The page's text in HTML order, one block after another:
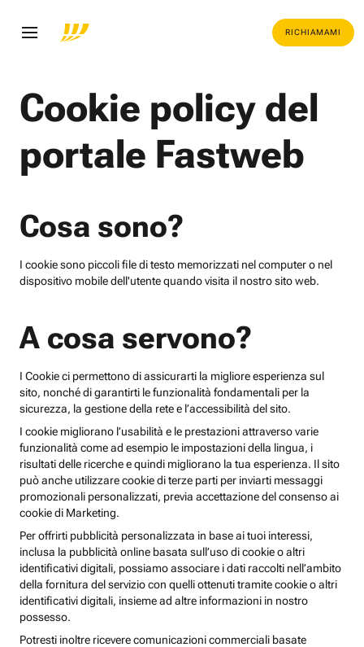
RICHIAMAMI
Cookie policy del
portale Fastweb
Cosa sono?
I cookie sono piccoli file di testo memorizzati nel computer o nel
dispositivo mobile dell'utente quando visita il nostro sito web.
A cosa servono?
I Cookie ci permettono di assicurarti la migliore esperienza sul
sito, nonché di garantirti le funzionalità fondamentali per la
sicurezza, la gestione della rete e l’accessibilità del sito.
I cookie migliorano l’usabilità e le prestazioni attraverso varie
funzionalità come ad esempio le impostazioni della lingua, i
risultati delle ricerche e quindi migliorano la tua esperienza. Il sito
può anche utilizzare cookie di terze parti per inviarti messaggi
promozionali personalizzati, previa accettazione del consenso ai
cookie di Marketing.
Per offrirti pubblicità personalizzata in base ai tuoi interessi,
inclusa la pubblicità online basata sull’uso di cookie o altri
identificativi digitali, possiamo associare i dati raccolti nell’ambito
della fornitura del servizio con quelli ottenuti tramite cookie o altri
identificativi digitali, insieme ad altre informazioni in nostro
possesso.
Potresti inoltre ricevere comunicazioni commerciali basate